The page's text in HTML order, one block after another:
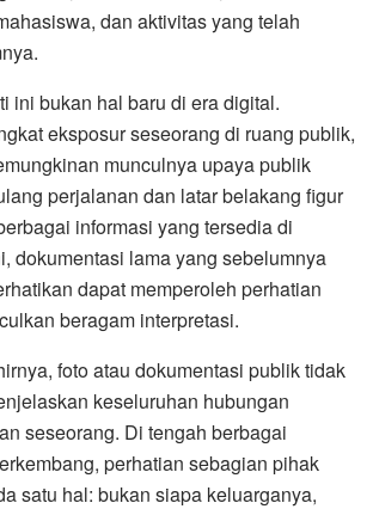
dan aktivitas yang telah
ini bukan hal baru di era digital.
eksposur seseorang di ruang publik,
munculnya upaya publik
perjalanan dan latar belakang figur
informasi yang tersedia di
dokumentasi lama yang sebelumnya
dapat memperoleh perhatian
beragam interpretasi.
foto atau dokumentasi publik tidak
keseluruhan hubungan
seseorang. Di tengah berbagai
perhatian sebagian pihak
satu hal: bukan siapa keluarganya,